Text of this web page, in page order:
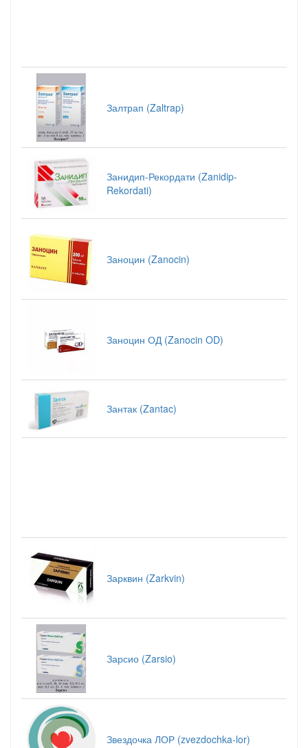
Залтрап (Zaltrap)
Занидип-Рекордати (Zanidip-
Rekordati)
Заноцин (Zanocin)
Заноцин ОД (Zanocin OD)
Зантак (Zantac)
Зарквин (Zarkvin)
Зарсио (Zarsio)
Звездочка ЛОР (zvezdochka-lor)